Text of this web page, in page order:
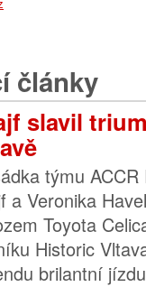
články
slavil
týmu
a Veronika
Toyota
Historic
brilantní